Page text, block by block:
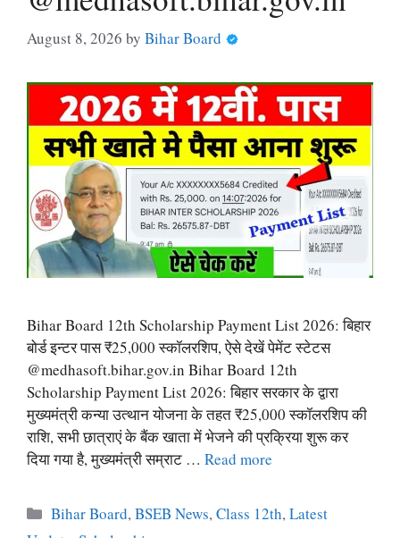
August 8, 2026 by Bihar Board
Bihar Board 12th Scholarship Payment List 2026: बिहार
बोर्ड इन्टर पास ₹25,000 स्कॉलरशिप, ऐसे देखें पेमेंट स्टेटस
@medhasoft.bihar.gov.in Bihar Board 12th
Scholarship Payment List 2026: बिहार सरकार के द्वारा
मुख्यमंत्री कन्या उत्थान योजना के तहत ₹25,000 स्कॉलरशिप की
राशि, सभी छात्राएं के बैंक खाता में भेजने की प्रक्रिया शुरू कर
दिया गया है, मुख्यमंत्री सम्राट … Read more
Categories
Bihar Board,BSEB News,Class 12th,Latest